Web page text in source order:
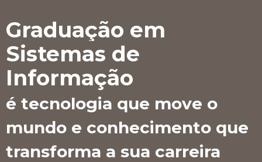
Graduação em
Sistemas de
Informação
é tecnologia que move o
mundo e conhecimento que
transforma a sua carreira